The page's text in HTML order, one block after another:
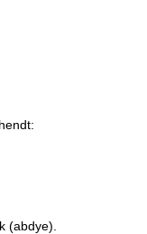
(abdye).